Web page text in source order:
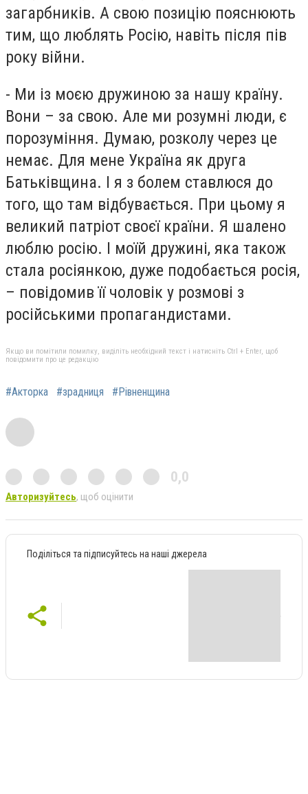
загарбників. А свою позицію пояснюють
тим, що люблять Росію, навіть після пів
року війни.
- Ми із моєю дружиною за нашу країну.
Вони – за свою. Але ми розумні люди, є
порозуміння. Думаю, розколу через це
немає. Для мене Україна як друга
Батьківщина. І я з болем ставлюся до
того, що там відбувається. При цьому я
великий патріот своєї країни. Я шалено
люблю росію. І моїй дружині, яка також
стала росіянкою, дуже подобається росія,
– повідомив її чоловік у розмові з
російськими пропагандистами.
Якщо ви помітили помилку, виділіть необхідний текст і натисніть Ctrl + Enter, щоб
повідомити про це редакцію
#Акторка #зрадниця #Рівненщина
0,0
Авторизуйтесь, щоб оцінити
Поділіться та підписуйтесь на наші джерела